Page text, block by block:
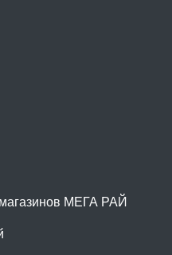
МЕГА РАЙ